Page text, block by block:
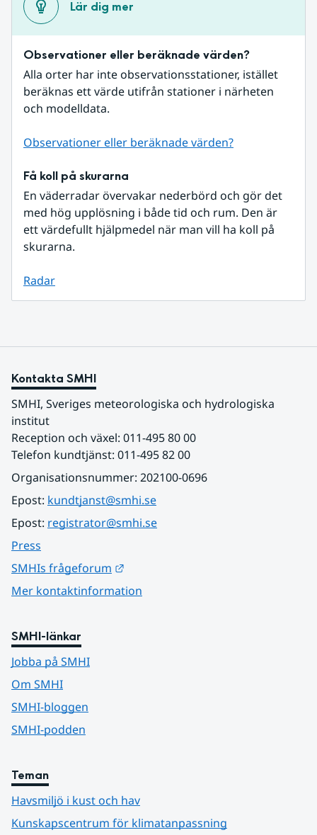
Lär dig mer
Observationer eller beräknade värden?
Alla orter har inte observationsstationer, istället
beräknas ett värde utifrån stationer i närheten
och modelldata.
Observationer eller beräknade värden?
Få koll på skurarna
En väderradar övervakar nederbörd och gör det
med hög upplösning i både tid och rum. Den är
ett värdefullt hjälpmedel när man vill ha koll på
skurarna.
Radar
Kontakta SMHI
SMHI, Sveriges meteorologiska och hydrologiska
institut
Reception och växel: 011-495 80 00
Telefon kundtjänst: 011-495 82 00
Organisationsnummer: 202100-0696
Epost: kundtjanst@smhi.se
Epost: registrator@smhi.se
Press
SMHIs frågeforum
Mer kontaktinformation
SMHI-länkar
Jobba på SMHI
Om SMHI
SMHI-bloggen
SMHI-podden
Teman
Havsmiljö i kust och hav
Kunskapscentrum för klimatanpassning